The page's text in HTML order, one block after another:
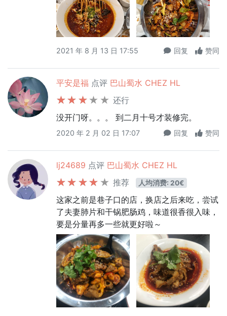
2021 年 8 月 13 日 17:55 回复 赞同
平安是福 点评 巴山蜀水 CHEZ HL
还行
没开门呀。。。 到二月十号才装修完。
2020 年 2 月 02 日 17:07 回复 赞同
lj24689 点评 巴山蜀水 CHEZ HL
推荐
人均消费: 20€
这家之前是巷子口的店，换店之后来吃，尝试
了夫妻肺片和干锅肥肠鸡，味道很香很入味，
要是分量再多一些就更好啦～